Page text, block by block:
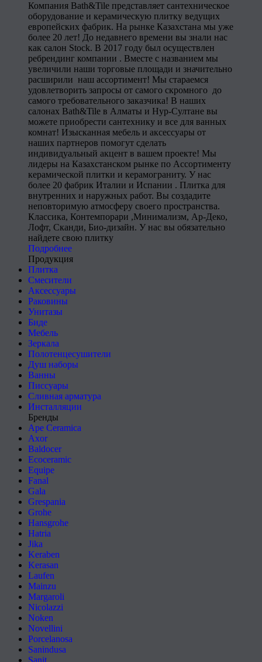
Компания Bath&Tile представляет сантехническое
оборудование и керамическую плитку ведущих
европейских фабрик. На рынке Казахстана мы уже
более 20 лет! До недавнего времени вы знали нас
как салон Stock. В 2017 году был осуществлен
ребрендинг компании . Вместе с названием мы
увеличили наши торговые площади и значительно
расширили наш ассортимент! Мы стараемся
удовлетворить запросы от самого скромного до
самого требовательного заказчика! В наших
салонах Bath&Tile в Алматы и Нур-Султане вы
можете приобрести сантехнику и все для ванных
комнат! Изысканная мебель и аксессуары от
наших партнеров помогут сделать
индивидуальный акцент в вашем проекте! Мы
лидеры на Казахстанском рынке по Ассортименту
керамической плитки и керамограниту. У нас
более 20 фабрик Италии и Испании . Плитка для
внутренних и наружных работ. Вы создадите
неповторимую атмосферу своего пространства.
Классика, Контемпорари ,Минимализм, Ар-Деко,
Лофт, Сканди, Био-дизайн. У нас вы обязательно
найдете свою плитку
Подробнее
Продукция
Плитка
Смесители
Аксессуары
Раковины
Унитазы
Биде
Мебель
Зеркала
Полотенцесушители
Душ наборы
Ванны
Писсуары
Сливная арматура
Инсталляции
Бренды
Ape Ceramica
Axor
Baldocer
Ecoceramic
Equipe
Fanal
Gala
Grespania
Grohe
Hansgrohe
Hatria
Jika
Keraben
Kerasan
Laufen
Mainzu
Margaroli
Nicolazzi
Noken
Novellini
Porcelanosa
Sanindusa
Sanit